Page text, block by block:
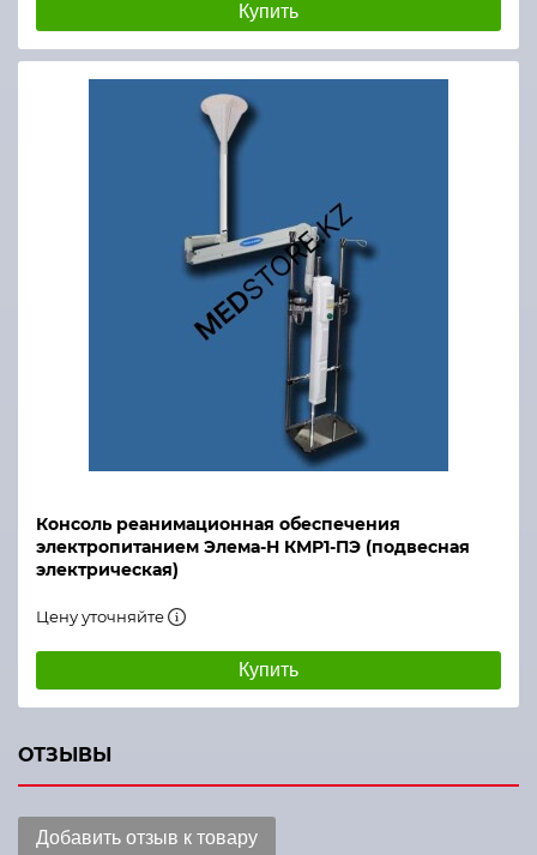
Купить
Консоль реанимационная обеспечения
электропитанием Элема-Н КМР1-ПЭ (подвесная
электрическая)
Цену уточняйте
Купить
ОТЗЫВЫ
Добавить отзыв к товару